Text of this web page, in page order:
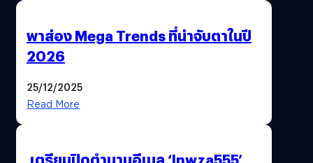
พาส่อง Mega Trends ที่น่าจับตาในปี
2026
25/12/2025
Read More
เตรียมปิดตำนานอีเมล ‘lnwza555’